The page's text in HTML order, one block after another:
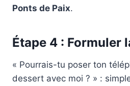
Ponts de Paix.
Étape 4 : Formuler
« Pourrais-tu poser ton
dessert avec moi ? » :